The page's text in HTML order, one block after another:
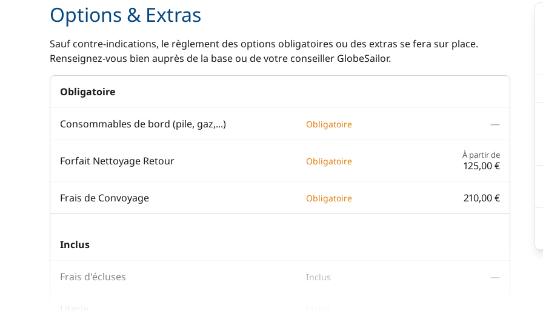
Options & Extras
Sauf contre-indications, le règlement des options obligatoires ou des extras se fera sur place.
Renseignez-vous bien auprès de la base ou de votre conseiller GlobeSailor.
Obligatoire
Consommables de bord (pile, gaz,...) Obligatoire —
Forfait Nettoyage Retour Obligatoire
À partir de
125,00 €
Frais de Convoyage Obligatoire 210,00 €
Inclus
Frais d'écluses Inclus —
Literie